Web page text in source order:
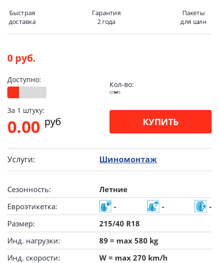
Быстрая
доставка
Гарантия
2 года
Пакеты
для шин
0 руб.
Доступно:
Кол-во:
За 1 штуку:
0.00 pуб КУПИТЬ
Услуги: Шиномонтаж
Сезонность:
Летние
Евроэтикетка:
- -
-
Размер:
215/40 R18
Инд. нагрузки:
89 = max 580 kg
Инд. скорости:
W = max 270 km/h